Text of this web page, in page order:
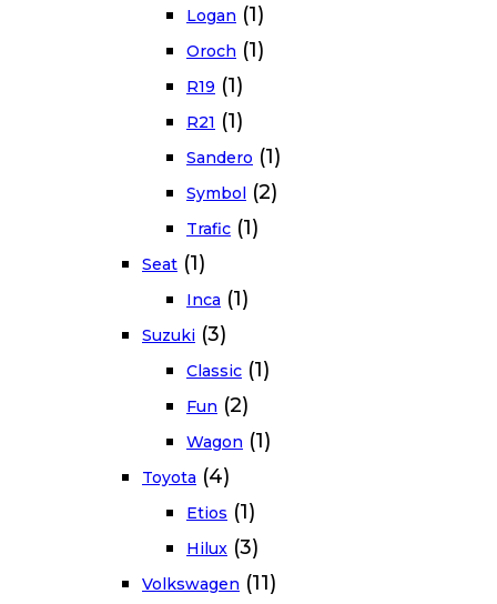
Logan (1)
Oroch (1)
R19 (1)
R21 (1)
Sandero (1)
Symbol (2)
Trafic (1)
Seat (1)
Inca (1)
Suzuki (3)
Classic (1)
Fun (2)
Wagon (1)
Toyota (4)
Etios (1)
Hilux (3)
Volkswagen (11)